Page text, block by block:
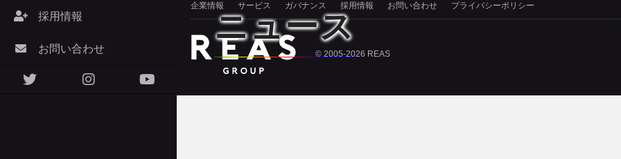
採用情報
お問い合わせ
ニュース
企業情報 サービス ガバナンス 採用情報 お問い合わせ プライバシーポリシー
© 2005-2026 REAS